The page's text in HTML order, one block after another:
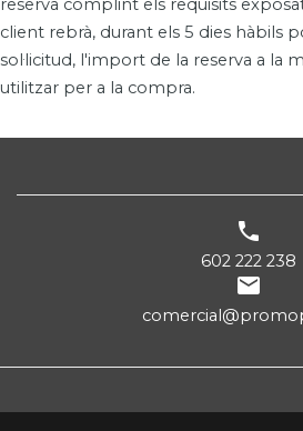
reserva complint els requisits
client rebrà, durant els 5 dies hàbils
sol·licitud, l'import de la reserva a la
utilitzar per a la compra.

602 222 238
